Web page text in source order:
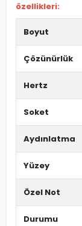
özellikleri:
Boyut
Çözünürlük
Hertz
Soket
Aydınlatma
Yüzey
Özel Not
Durumu